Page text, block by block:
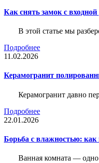
Как снять замок с
В этой статье мы
Подробнее
11.02.2026
Керамогранит
Керамогранит давно
Подробнее
22.01.2026
Борьба с влажностью:
Ванная комната — одно